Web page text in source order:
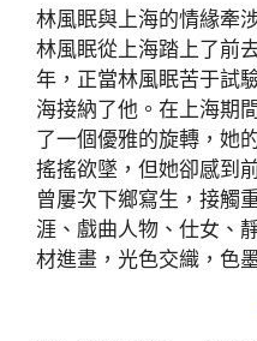
林風眠與上海的情緣牽
林風眠從上海踏上了前
年，正當林風眠苦于試
海接納了他。在上海期
了一個優雅的旋轉，她
搖搖欲墜，但她卻感到
曾屢次下鄉寫生，接觸
涯、戲曲人物、仕女、
材進畫，光色交織，色